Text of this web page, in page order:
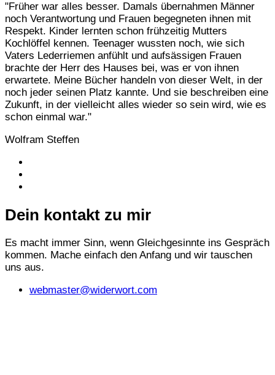
"Früher war alles besser. Damals übernahmen Männer
noch Verantwortung und Frauen begegneten ihnen mit
Respekt. Kinder lernten schon frühzeitig Mutters
Kochlöffel kennen. Teenager wussten noch, wie sich
Vaters Lederriemen anfühlt und aufsässigen Frauen
brachte der Herr des Hauses bei, was er von ihnen
erwartete. Meine Bücher handeln von dieser Welt, in der
noch jeder seinen Platz kannte. Und sie beschreiben eine
Zukunft, in der vielleicht alles wieder so sein wird, wie es
schon einmal war."
Wolfram Steffen
Dein kontakt zu mir
Es macht immer Sinn, wenn Gleichgesinnte ins Gespräch
kommen. Mache einfach den Anfang und wir tauschen
uns aus.
webmaster@widerwort.com